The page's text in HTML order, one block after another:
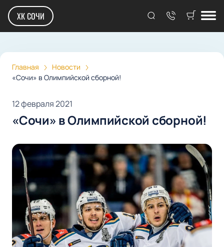
ХК СОЧИ
Главная
Новости
«Сочи» в Олимпийской сборной!
12 февраля 2021
«Сочи» в Олимпийской сборной!